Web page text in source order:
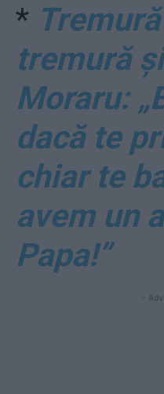
*
tremură
Moraru:
dacă te
chiar te
avem un
Papa!”
-